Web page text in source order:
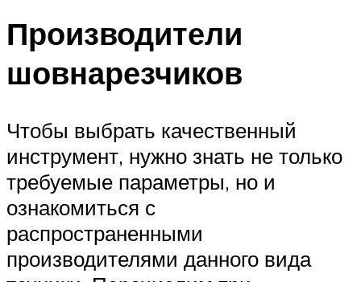
Производители
шовнарезчиков
Чтобы выбрать качественный
инструмент, нужно знать не только
требуемые параметры, но и
ознакомиться с
распространенными
производителями данного вида